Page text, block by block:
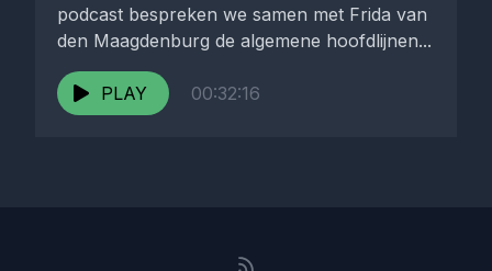
podcast bespreken we samen met Frida van
den Maagdenburg de algemene hoofdlijnen...
PLAY 00:32:16